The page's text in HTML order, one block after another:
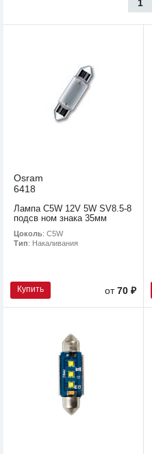
1
Osram
6418
Лампа C5W 12V 5W SV8.5-8
подсв ном знака 35мм
Цоколь: C5W
Тип: Накаливания
Купить от70 ₽